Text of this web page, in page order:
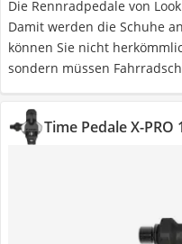
Die Rennradpedale von
Damit werden die Schuhe
können Sie nicht
sondern müssen
Time Pedale X-PRO